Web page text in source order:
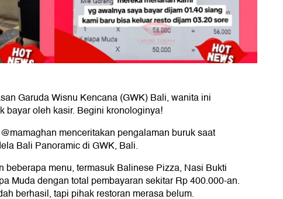
Garuda Wisnu Kencana (GWK) Bali, wanita ini
bayar oleh kasir. Begini kronologinya!
menceritakan pengalaman buruk saat
Bali Panoramic di GWK, Bali.
beberapa menu, termasuk Balinese Pizza, Nasi Bukti
Muda dengan total pembayaran sekitar Rp 400.000-an.
berhasil, tapi pihak restoran merasa belum.